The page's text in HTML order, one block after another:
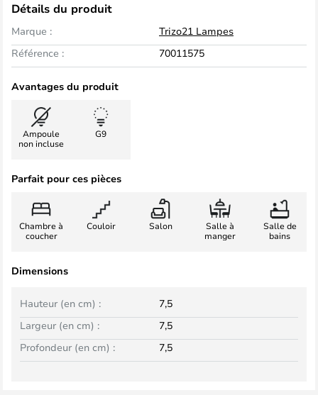
Détails du produit
Marque :
Trizo21 Lampes
Référence :
70011575
Avantages du produit
Ampoule
non incluse
G9
Parfait pour ces pièces
Chambre à
coucher
Couloir Salon
Salle à
manger
Salle de
bains
Dimensions
Largeur (en cm) : 7,5
Hauteur (en cm) : 7,5
Profondeur (en cm) : 7,5